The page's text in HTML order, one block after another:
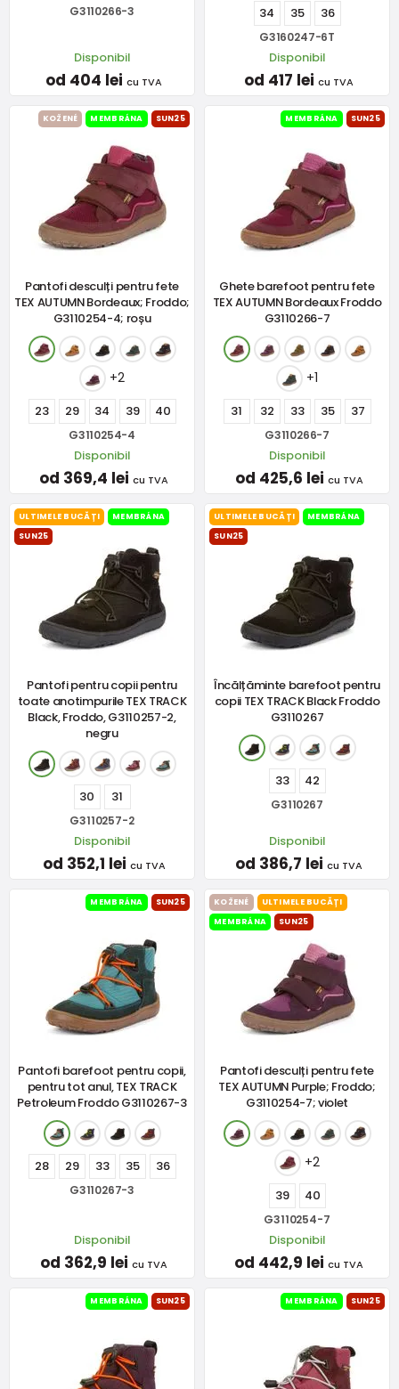
G3110266-3
Disponibil
od 404 lei cu TVA
34 35 36
G3160247-6T
Disponibil
od 417 lei cu TVA
KOŽENÉ MEMBRÁNA SUN25
Pantofi desculți pentru fete
TEX AUTUMN Bordeaux; Froddo;
G3110254-4; roșu
+2
23 29 34 39 40
G3110254-4
Disponibil
od 369,4 lei cu TVA
MEMBRÁNA SUN25
Ghete barefoot pentru fete
TEX AUTUMN Bordeaux Froddo
G3110266-7
+1
31 32 33 35 37
G3110266-7
Disponibil
od 425,6 lei cu TVA
ULTIMELE BUCĂȚI
MEMBRÁNA
SUN25
Pantofi pentru copii pentru
toate anotimpurile TEX TRACK
Black, Froddo, G3110257-2,
negru
30 31
G3110257-2
Disponibil
od 352,1 lei cu TVA
ULTIMELE BUCĂȚI
MEMBRÁNA
SUN25
Încălțăminte barefoot pentru
copii TEX TRACK Black Froddo
G3110267
33 42
G3110267
Disponibil
od 386,7 lei cu TVA
MEMBRÁNA SUN25
Pantofi barefoot pentru copii,
pentru tot anul, TEX TRACK
Petroleum Froddo G3110267-3
28 29 33 35 36
G3110267-3
Disponibil
od 362,9 lei cu TVA
KOŽENÉ
ULTIMELE BUCĂȚI
MEMBRÁNA
SUN25
Pantofi desculți pentru fete
TEX AUTUMN Purple; Froddo;
G3110254-7; violet
+2
39 40
G3110254-7
Disponibil
od 442,9 lei cu TVA
MEMBRÁNA SUN25 MEMBRÁNA SUN25